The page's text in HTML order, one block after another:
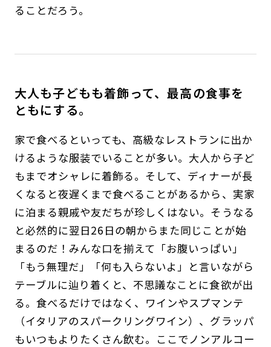
ることだろう。
大人も子どもも着飾って、最高の食事を
ともにする。
家で食べるといっても、高級なレストランに出か
けるような服装でいることが多い。大人から子ど
もまでオシャレに着飾る。そして、ディナーが長
くなると夜遅くまで食べることがあるから、実家
に泊まる親戚や友だちが珍しくはない。そうなる
と必然的に翌日26日の朝からまた同じことが始
まるのだ！みんな口を揃えて「お腹いっぱい」
「もう無理だ」「何も入らないよ」と言いながら
テーブルに辿り着くと、不思議なことに食欲が出
る。食べるだけではなく、ワインやスプマンテ
（イタリアのスパークリングワイン）、グラッパ
もいつもよりたくさん飲む。ここでノンアルコー